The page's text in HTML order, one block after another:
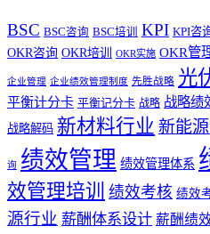
BSC BSC咨询 BSC培训 KPI KPI咨
OKR咨询 OKR培训 OKR实施 OKR管
企业管理 企业绩效管理制度 先胜战略 光
平衡计分卡 平衡记分卡 战略 战略绩
战略解码 新材料行业 新能
询 绩效管理 绩效管理体系
效管理培训 绩效考核 绩效
源行业 薪酬体系设计 薪酬绩